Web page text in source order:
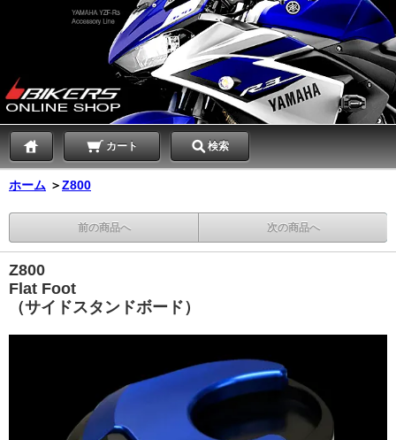
カート 検索
ホーム ＞Z800
前の商品へ 次の商品へ
Z800
Flat Foot
（サイドスタンドボード）